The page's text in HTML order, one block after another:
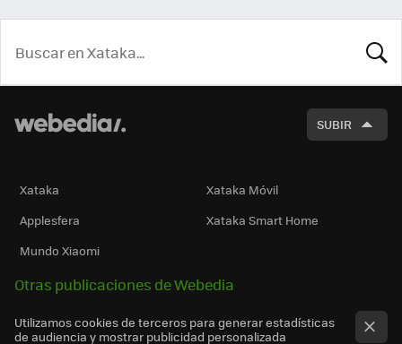
SUBIR
Xataka
Xataka Móvil
Applesfera
Xataka Smart Home
Mundo Xiaomi
Otras publicaciones de Webedia
Utilizamos cookies de terceros para generar estadísticas
de audiencia y mostrar publicidad personalizada